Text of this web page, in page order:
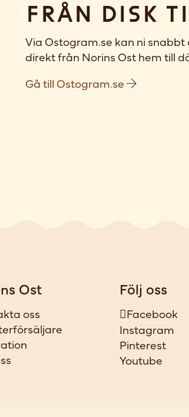
Från disk
Via Ostogram.se kan ni
direkt från Norins Ost hem till
Gå till Ostogram.se
Ost
oss
Följ oss
Facebook
Instagram
Pinterest
Youtube